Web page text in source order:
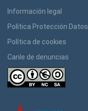
Información legal
Política Protección Datos
Política de cookies
Canle de denuncias